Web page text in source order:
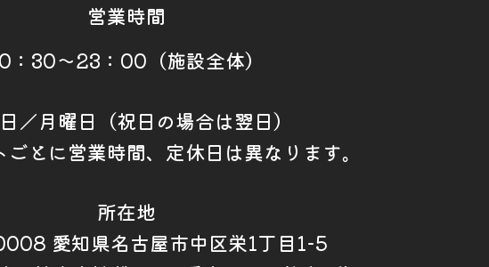
営業時間
：30～23：00（施設全体）
／月曜日（祝日の場合は翌日）
とに営業時間、定休日は異なります。
所在地
愛知県名古屋市中区栄1丁目1-5